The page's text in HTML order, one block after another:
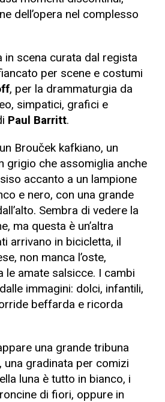
dell’opera nel complesso
in scena curata dal regista
per scene e costumi
, per la drammaturgia da
simpatici, grafici e
Paul Barritt.
Brouček kafkiano, un
grigio che assomiglia anche
accanto a un lampione
e nero, con una grande
Sembra di vedere la
ma questa è un’altra
arrivano in bicicletta, il
non manca l’oste,
le amate salsicce. I cambi
immagini: dolci, infantili,
beffarda e ricorda
una grande tribuna
una gradinata per comizi
luna è tutto in bianco, i
di fiori, oppure in